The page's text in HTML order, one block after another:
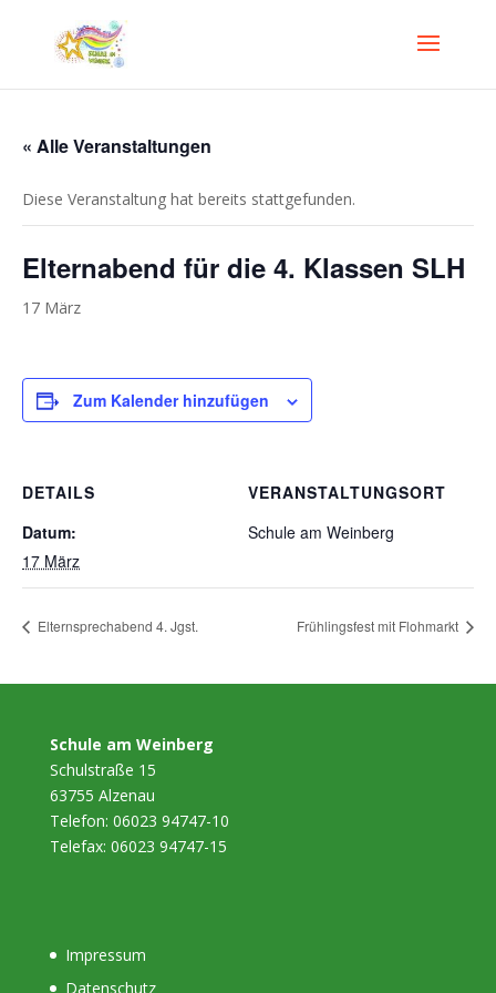
« Alle Veranstaltungen
Diese Veranstaltung hat bereits stattgefunden.
Elternabend für die 4. Klassen SLH
17 März
Zum Kalender hinzufügen
DETAILS
Datum:
17 März
VERANSTALTUNGSORT
Schule am Weinberg
Elternsprechabend 4. Jgst. Frühlingsfest mit Flohmarkt
Schule am Weinberg
Schulstraße 15
63755 Alzenau
Telefon: 06023 94747-10
Telefax: 06023 94747-15
Impressum
Datenschutz